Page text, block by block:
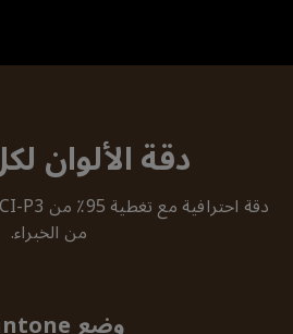
دقة الألوان
من الخبراء.